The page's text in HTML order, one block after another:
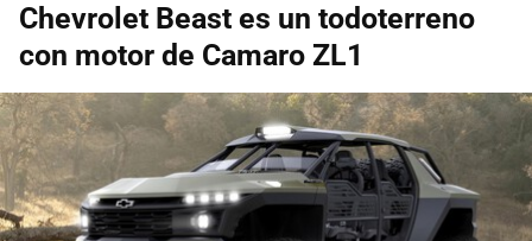
Chevrolet Beast es un todoterreno
con motor de Camaro ZL1